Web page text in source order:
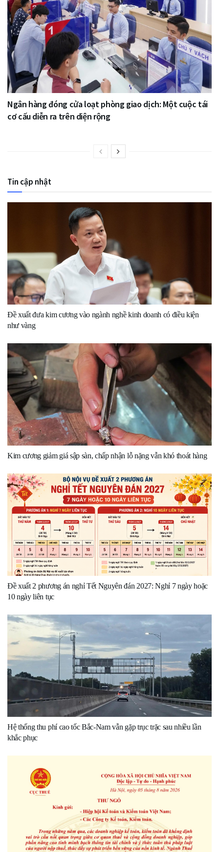
Ngân hàng đóng cửa loạt phòng giao dịch: Một cuộc tái
cơ cấu diễn ra trên diện rộng
Tin cập nhật
Đề xuất đưa kim cương vào ngành nghề kinh doanh có điều kiện
như vàng
Kim cương giảm giá sập sàn, chấp nhận lỗ nặng vẫn khó thoát hàng
Đề xuất 2 phương án nghỉ Tết Nguyên đán 2027: Nghỉ 7 ngày hoặc
10 ngày liên tục
Hệ thống thu phí cao tốc Bắc-Nam vẫn gặp trục trặc sau nhiều lần
khắc phục